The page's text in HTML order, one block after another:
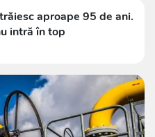
aproape 95 de ani.
intră în top